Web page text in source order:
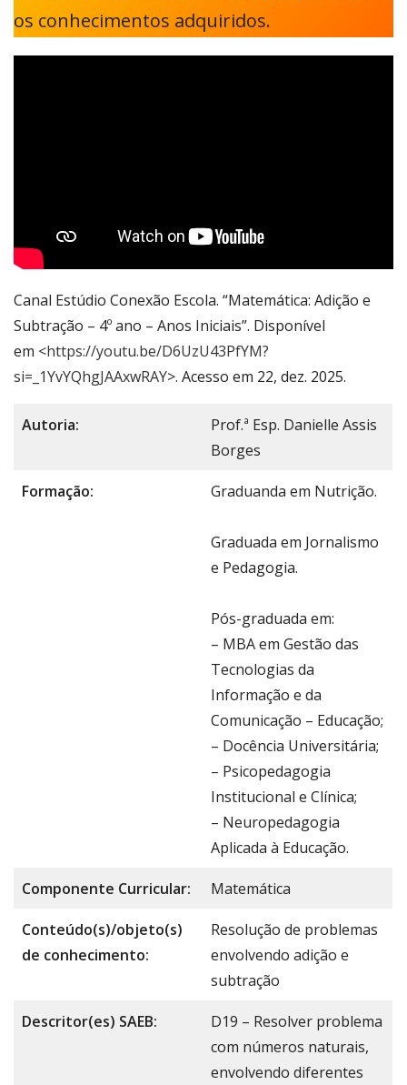
os conhecimentos adquiridos.
Canal Estúdio Conexão Escola. “Matemática: Adição e
Subtração – 4º ano – Anos Iniciais”. Disponível
em <https://youtu.be/D6UzU43PfYM?
si=_1YvYQhgJAAxwRAY>. Acesso em 22, dez. 2025.
Autoria:
Prof.ª Esp. Danielle Assis
Borges
Formação: Graduanda em Nutrição.
Graduada em Jornalismo
e Pedagogia.
Pós-graduada em:
– MBA em Gestão das
Tecnologias da
Informação e da
Comunicação – Educação;
– Docência Universitária;
– Psicopedagogia
Institucional e Clínica;
– Neuropedagogia
Aplicada à Educação.
Componente Curricular: Matemática
Conteúdo(s)/objeto(s)
de conhecimento:
Resolução de problemas
envolvendo adição e
subtração
Descritor(es) SAEB:
D19 – Resolver problema
com números naturais,
envolvendo diferentes